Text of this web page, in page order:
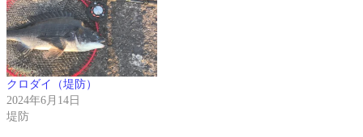
クロダイ（堤防）
2024年6月14日
堤防